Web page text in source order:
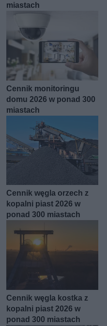
miastach
Cennik monitoringu
domu 2026 w ponad 300
miastach
Cennik węgla orzech z
kopalni piast 2026 w
ponad 300 miastach
Cennik węgla kostka z
kopalni piast 2026 w
ponad 300 miastach